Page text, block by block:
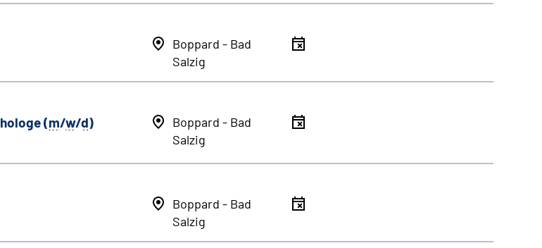
Boppard - Bad
Salzig
(m/w/d)
Boppard - Bad
Salzig
Boppard - Bad
Salzig